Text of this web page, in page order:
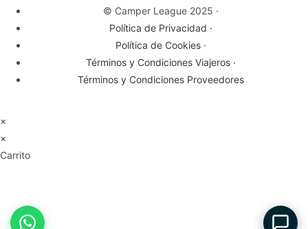
© Camper League 2025 ·
Política de Privacidad ·
Política de Cookies ·
Términos y Condiciones Viajeros ·
Términos y Condiciones Proveedores
×
×
Carrito